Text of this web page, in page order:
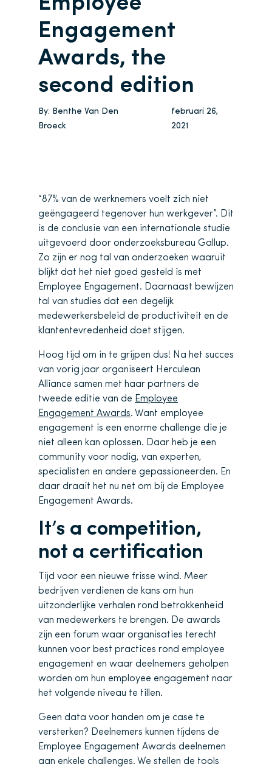
Engagement
Awards, the
second edition
By: Benthe Van Den
Broeck
februari 26,
2021
“87% van de werknemers voelt zich niet
geëngageerd tegenover hun werkgever”. Dit
is de conclusie van een internationale studie
uitgevoerd door onderzoeksbureau Gallup.
Zo zijn er nog tal van onderzoeken waaruit
blijkt dat het niet goed gesteld is met
Employee Engagement. Daarnaast bewijzen
tal van studies dat een degelijk
medewerkersbeleid de productiviteit en de
klantentevredenheid doet stijgen.
Hoog tijd om in te grijpen dus! Na het succes
van vorig jaar organiseert Herculean
Alliance samen met haar partners de
tweede editie van de Employee
Engagement Awards. Want employee
engagement is een enorme challenge die je
niet alleen kan oplossen. Daar heb je een
community voor nodig, van experten,
specialisten en andere gepassioneerden. En
daar draait het nu net om bij de Employee
Engagement Awards.
It’s a competition,
not a certification
Tijd voor een nieuwe frisse wind. Meer
bedrijven verdienen de kans om hun
uitzonderlijke verhalen rond betrokkenheid
van medewerkers te brengen. De awards
zijn een forum waar organisaties terecht
kunnen voor best practices rond employee
engagement en waar deelnemers geholpen
worden om hun employee engagement naar
het volgende niveau te tillen.
Geen data voor handen om je case te
versterken? Deelnemers kunnen tijdens de
Employee Engagement Awards deelnemen
aan enkele challenges. We stellen de tools